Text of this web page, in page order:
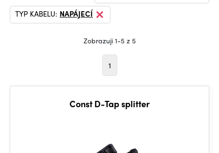
TYP KABELU: NAPÁJECÍ
Zobrazuji 1-5 z 5
1
Const D-Tap splitter